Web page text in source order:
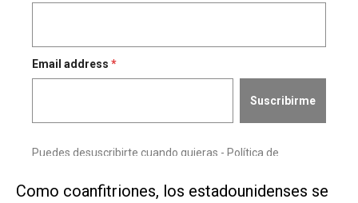
Como coanfitriones, los estadounidenses se